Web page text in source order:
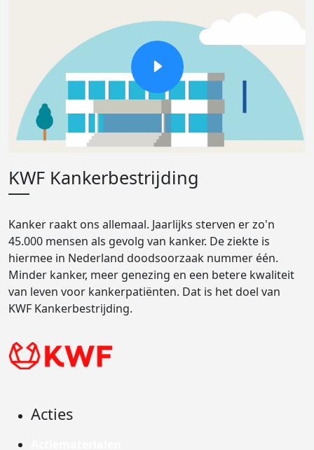
KWF Kankerbestrijding
Kanker raakt ons allemaal. Jaarlijks sterven er zo'n
45.000 mensen als gevolg van kanker. De ziekte is
hiermee in Nederland doodsoorzaak nummer één.
Minder kanker, meer genezing en een betere kwaliteit
van leven voor kankerpatiënten. Dat is het doel van
KWF Kankerbestrijding.
Acties